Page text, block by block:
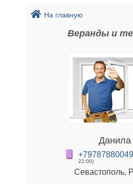
На главную
Веранды и
Данила
+79787880049
22:00)
Севастополь,